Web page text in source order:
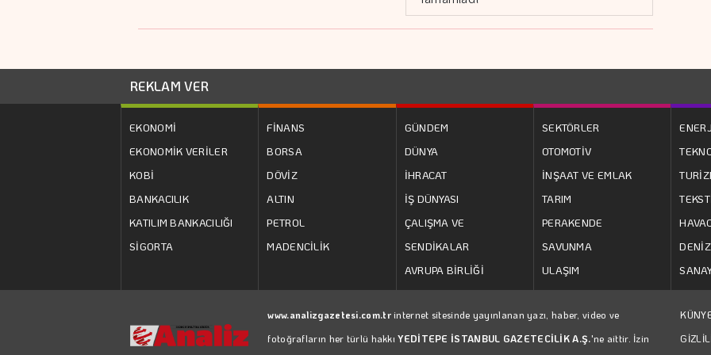
REKLAM VER
EKONOMİ
EKONOMİK VERİLER
KOBİ
BANKACILIK
KATILIM BANKACILIĞI
SİGORTA
FİNANS
BORSA
DÖVİZ
ALTIN
PETROL
MADENCİLİK
GÜNDEM
DÜNYA
İHRACAT
İŞ DÜNYASI
ÇALIŞMA VE
SENDİKALAR
AVRUPA BİRLİĞİ
SEKTÖRLER
OTOMOTİV
İNŞAAT VE EMLAK
TARIM
PERAKENDE
SAVUNMA
ULAŞIM
www.analizgazetesi.com.trinternet sitesinde yayınlanan yazı, haber, video ve
fotoğrafların her türlü hakkıYEDİTEPE İSTANBUL GAZETECİLİK A.Ş.'ne aittir. İzin